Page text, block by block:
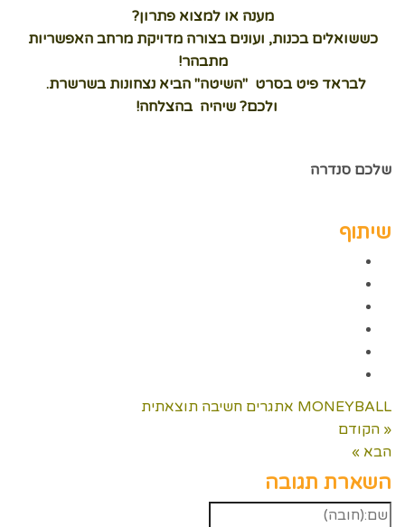
מענה או למצוא פתרון?
כששואלים בכנות, ועונים בצורה מדויקת מרחב האפשריות
מתבהר!
לבראד פיט בסרט "השיטה" הביא נצחונות בשרשרת.
ולכם? שיהיה בהצלחה!
שלכם סנדרה
שיתוף
MONEYBALL אתגרים חשיבה תוצאתית
« הקודם
הבא »
השארת תגובה